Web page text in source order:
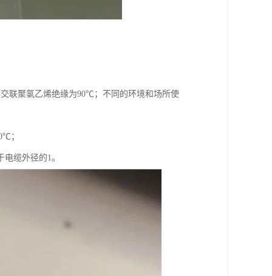
联聚氯乙烯绝缘为90℃；不同的环境和场所使
；
缆外径的1。